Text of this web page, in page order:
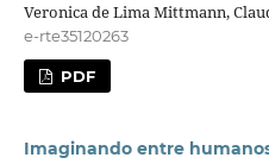
Veronica de Lima Mittmann,
e-rte35120263
PDF
Imaginando entre